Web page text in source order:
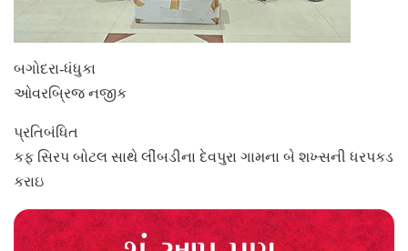
બગોદરા-ધંધુકા
ઓવરબ્રિજ નજીક
પ્રતિબંધિત
કફ સિરપ બોટલ સાથે લીંબડીના દેવપુરા ગામના બે શખ્સની ધરપકડ
કરાઇ